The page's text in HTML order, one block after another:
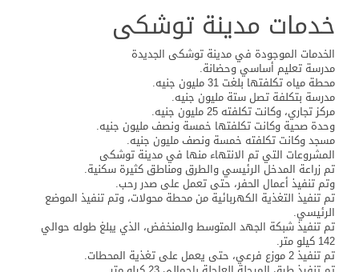
خدمات مدينة توشكى
الخدمات الموجودة في مدينة توشكى الجديدة
مدرسة تعليم أساسي وحضانة.
محطة مياه تكلفتها بلغت 31 مليون جنيه.
مدرسة بتكلفة تصل ستة مليون جنيه.
مركز تجاري، وكانت تكلفته 25 مليون جنيه.
وحدة صحية وكانت تكلفتها خمسة ونصف مليون جنيه.
مسجد وكانت تكلفته خمسة ونصف مليون جنيه.
المشروعات التي تم الانتهاء منها في مدينة توشكى
تم زراعة المدخل الرئيسي والطرق ومناطق كثيرة سكنية.
وتم تنفيذ أعمال الحفر، حتى تعمل على صدر رحب.
تم تنفيذ التغذية الكهربائية من محطة محولات، وتم تنفيذ الموضع
الرئيسي.
تم تنفيذ شبكة الجهد المتوسط والمنخفض، الذي يبلغ طوله حوالي
142 كيلو متر.
تم تنفيذ 2 موزع فرعي، حتى يعمل على تغذية المحطات.